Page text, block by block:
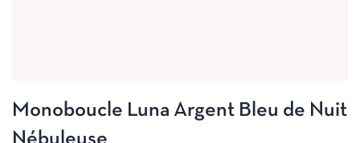
Monoboucle Luna Argent Bleu de Nuit